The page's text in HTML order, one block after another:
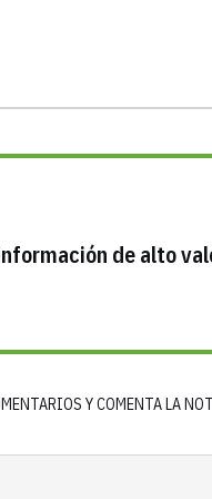
de alto
Y COMENTA LA